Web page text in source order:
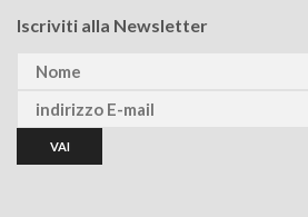
Iscriviti alla Newsletter